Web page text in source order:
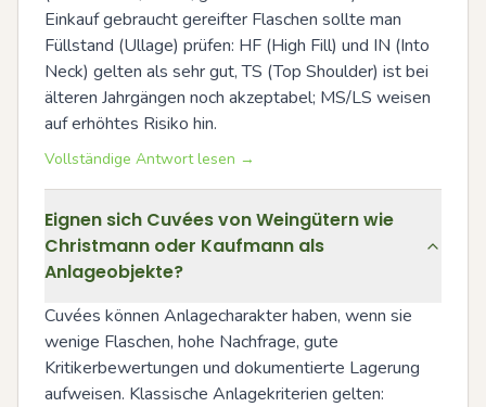
Einkauf gebraucht gereifter Flaschen sollte man
Füllstand (Ullage) prüfen: HF (High Fill) und IN (Into
Neck) gelten als sehr gut, TS (Top Shoulder) ist bei
älteren Jahrgängen noch akzeptabel; MS/LS weisen
auf erhöhtes Risiko hin.
Vollständige Antwort lesen →
Eignen sich Cuvées von Weingütern wie
Christmann oder Kaufmann als
Anlageobjekte?
Cuvées können Anlagecharakter haben, wenn sie
wenige Flaschen, hohe Nachfrage, gute
Kritikerbewertungen und dokumentierte Lagerung
aufweisen. Klassische Anlagekriterien gelten: